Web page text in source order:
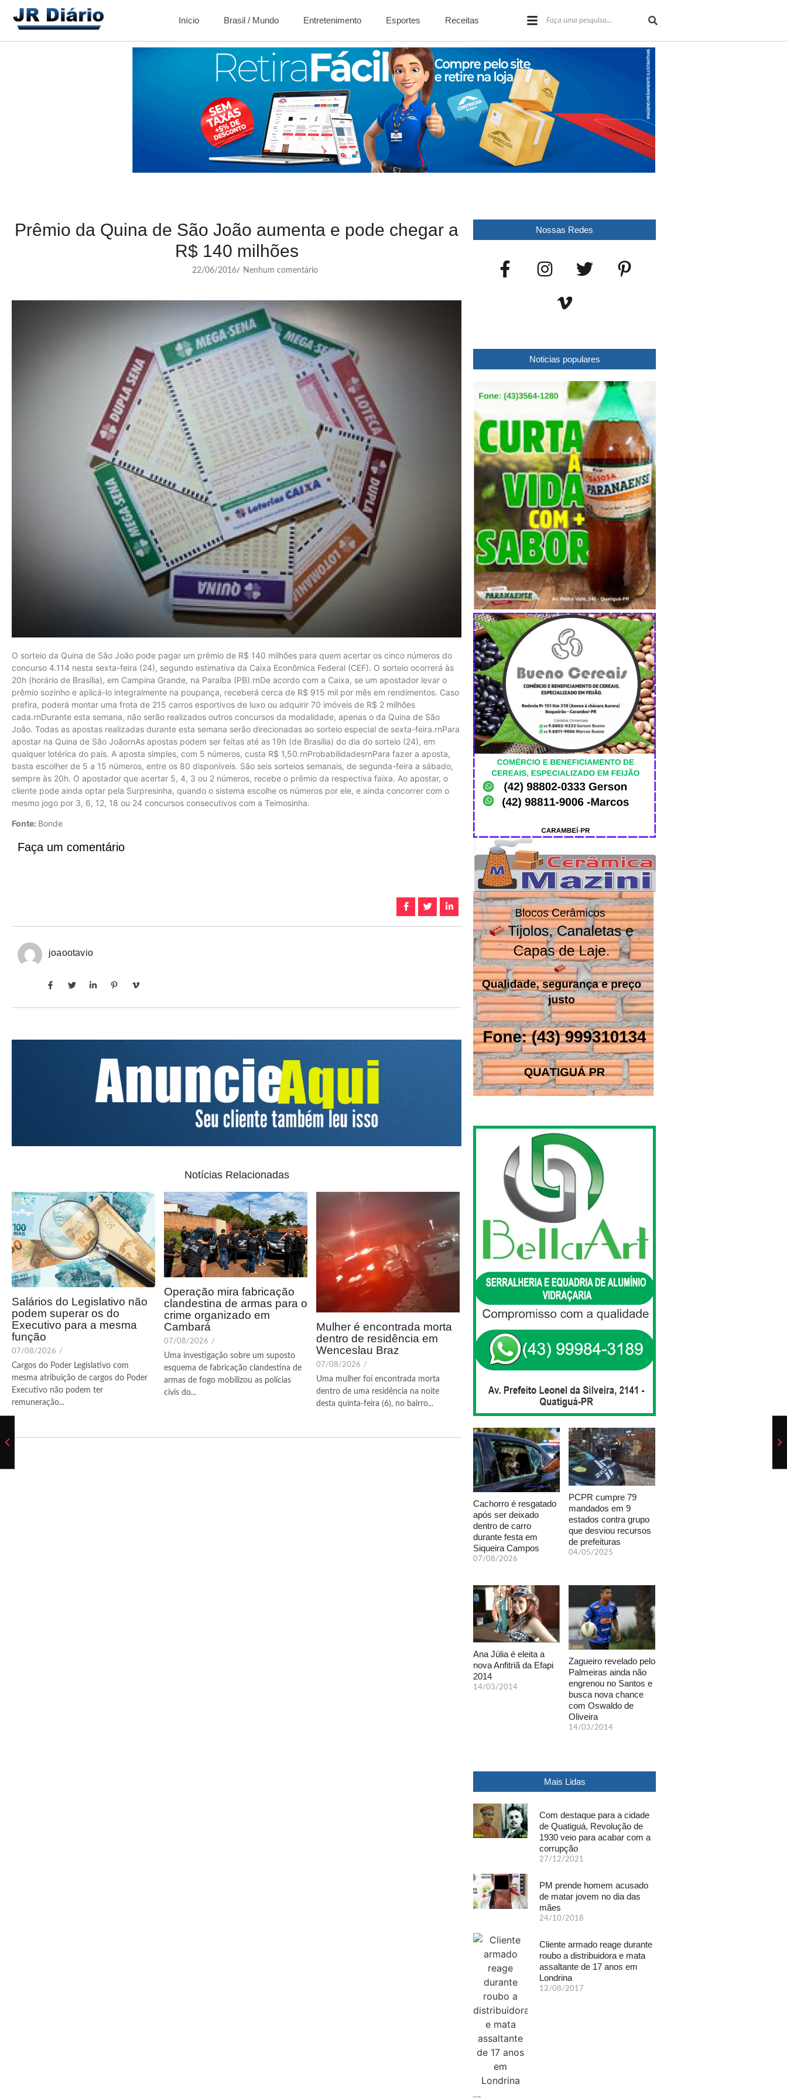
Início Brasil / Mundo Entretenimento Esportes Receitas
Prêmio da Quina de São João aumenta e pode chegar a
R$ 140 milhões
22/06/2016/ Nenhum comentário
O sorteio da Quina de São João pode pagar um prêmio de R$ 140 milhões para quem acertar os cinco números do
concurso 4.114 nesta sexta-feira (24), segundo estimativa da Caixa Econômica Federal (CEF). O sorteio ocorrerá às
20h (horário de Brasília), em Campina Grande, na Paraíba (PB).rnDe acordo com a Caixa, se um apostador levar o
prêmio sozinho e aplicá-lo integralmente na poupança, receberá cerca de R$ 915 mil por mês em rendimentos. Caso
prefira, poderá montar uma frota de 215 carros esportivos de luxo ou adquirir 70 imóveis de R$ 2 milhões
cada.rnDurante esta semana, não serão realizados outros concursos da modalidade, apenas o da Quina de São
João. Todas as apostas realizadas durante esta semana serão direcionadas ao sorteio especial de sexta-feira.rnPara
apostar na Quina de São JoãornAs apostas podem ser feitas até as 19h (de Brasília) do dia do sorteio (24), em
qualquer lotérica do país. A aposta simples, com 5 números, custa R$ 1,50.rnProbabilidadesrnPara fazer a aposta,
basta escolher de 5 a 15 números, entre os 80 disponíveis. São seis sorteios semanais, de segunda-feira a sábado,
sempre às 20h. O apostador que acertar 5, 4, 3 ou 2 números, recebe o prêmio da respectiva faixa. Ao apostar, o
cliente pode ainda optar pela Surpresinha, quando o sistema escolhe os números por ele, e ainda concorrer com o
mesmo jogo por 3, 6, 12, 18 ou 24 concursos consecutivos com a Teimosinha.
Fonte: Bonde
Faça um comentário
joaootavio
Notícias Relacionadas
Salários do Legislativo não
podem superar os do
Executivo para a mesma
função
07/08/2026 /
Cargos do Poder Legislativo com
mesma atribuição de cargos do Poder
Executivo não podem ter
remuneração...
Operação mira fabricação
clandestina de armas para o
crime organizado em
Cambará
07/08/2026 /
Uma investigação sobre um suposto
esquema de fabricação clandestina de
armas de fogo mobilizou as polícias
civis do...
Mulher é encontrada morta
dentro de residência em
Wenceslau Braz
07/08/2026 /
Uma mulher foi encontrada morta
dentro de uma residência na noite
desta quinta-feira (6), no bairro...
Nossas Redes
Noticias populares
Cachorro é resgatado
após ser deixado
dentro de carro
durante festa em
Siqueira Campos
07/08/2026
PCPR cumpre 79
mandados em 9
estados contra grupo
que desviou recursos
de prefeituras
04/05/2025
Ana Júlia é eleita a
nova Anfitriã da Efapi
2014
14/03/2014
Zagueiro revelado pelo
Palmeiras ainda não
engrenou no Santos e
busca nova chance
com Oswaldo de
Oliveira
14/03/2014
Mais Lidas
Com destaque para a cidade
de Quatiguá, Revolução de
1930 veio para acabar com a
corrupção
27/12/2021
PM prende homem acusado
de matar jovem no dia das
mães
24/10/2018
Cliente armado reage durante
roubo a distribuidora e mata
assaltante de 17 anos em
Londrina
12/08/2017